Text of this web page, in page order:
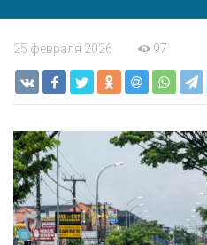
25 февраля 2026 97